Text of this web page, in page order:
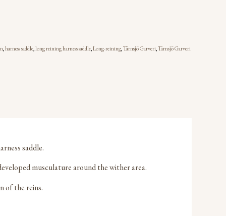
,harness saddle,long reining harness saddle,Long-reining,Tärnsjö Garveri,Tärnsjö Garveri
saddle.
musculature around the wither area.
of the reins.